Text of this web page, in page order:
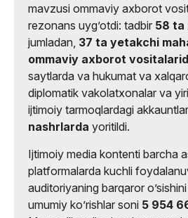
mavzusi ommaviy axborot
rezonans uygʼotdi: tadbir 58 ta
jumladan, 37 ta yetakchi
ommaviy axborot
saytlarda va hukumat va
diplomatik vakolatxonalar va
ijtimoiy tarmoqlardagi
nashrlarda yoritildi.
Ijtimoiy media kontenti barcha
platformalarda kuchli
auditoriyaning barqaror
umumiy koʼrishlar soni 5 954